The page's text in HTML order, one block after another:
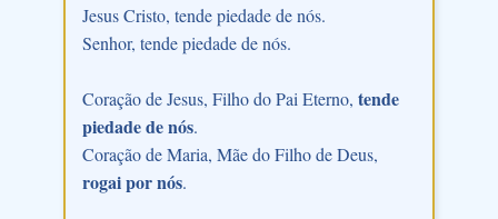
Jesus Cristo, tende piedade de nós.
Senhor, tende piedade de nós.
Coração de Jesus, Filho do Pai Eterno, tende
piedade de nós.
Coração de Maria, Mãe do Filho de Deus,
rogai por nós.